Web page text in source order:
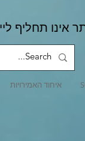
אינו תחליף
איחוד האמירויות